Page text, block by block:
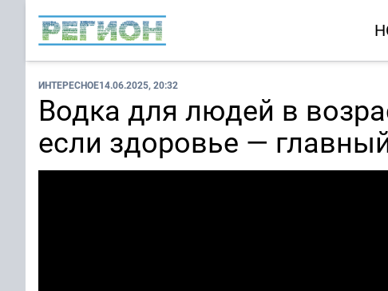
ИНТЕРЕСНОЕ14.06.2025, 20:32
Водка для людей в
если здоровье —